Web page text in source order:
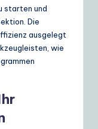
starten und
Die
ausgelegt
wie